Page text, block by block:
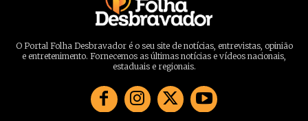
O Portal Folha Desbravador é o seu site de notícias, entrevistas, opinião
e entretenimento. Fornecemos as últimas notícias e vídeos nacionais,
estaduais e regionais.